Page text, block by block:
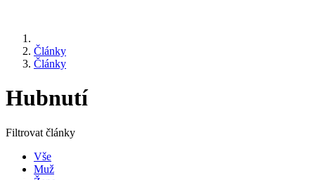
Články
Články
Hubnutí
Filtrovat články
Vše
Muž